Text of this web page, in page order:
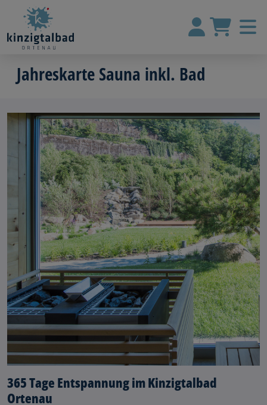
Jahreskarte Sauna inkl. Bad
365 Tage Entspannung im Kinzigtalbad
Ortenau